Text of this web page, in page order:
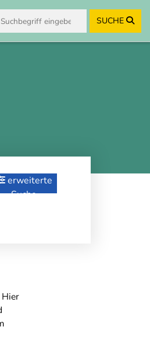
SUCHE
erweiterte
Suche